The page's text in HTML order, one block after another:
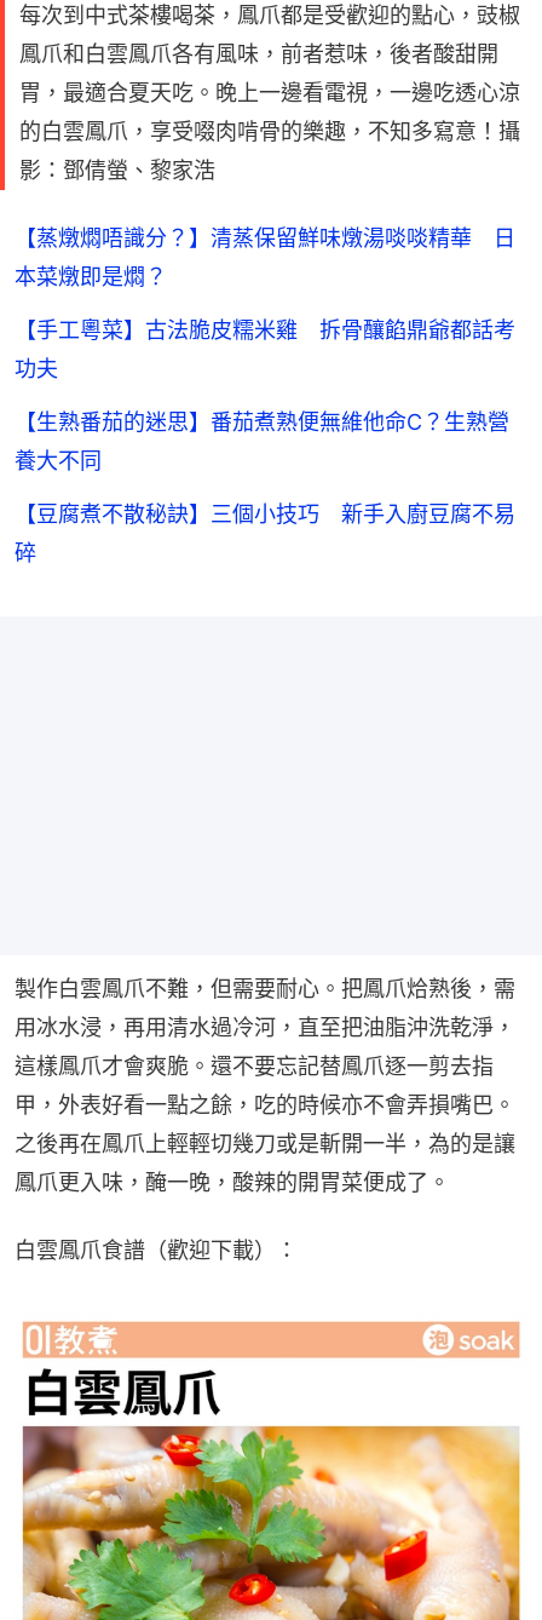
每次到中式茶樓喝茶，鳳爪都是受歡迎的點心，豉椒
鳳爪和白雲鳳爪各有風味，前者惹味，後者酸甜開
胃，最適合夏天吃。晚上一邊看電視，一邊吃透心涼
的白雲鳳爪，享受啜肉啃骨的樂趣，不知多寫意！攝
影：鄧倩螢、黎家浩
【蒸燉燜唔識分？】清蒸保留鮮味燉湯啖啖精華 日
本菜燉即是燜？
【手工粵菜】古法脆皮糯米雞 拆骨釀餡鼎爺都話考
功夫
【生熟番茄的迷思】番茄煮熟便無維他命C？生熟營
養大不同
【豆腐煮不散秘訣】三個小技巧 新手入廚豆腐不易
碎
製作白雲鳳爪不難，但需要耐心。把鳳爪烚熟後，需
用冰水浸，再用清水過冷河，直至把油脂沖洗乾淨，
這樣鳳爪才會爽脆。還不要忘記替鳳爪逐一剪去指
甲，外表好看一點之餘，吃的時候亦不會弄損嘴巴。
之後再在鳳爪上輕輕切幾刀或是斬開一半，為的是讓
鳳爪更入味，醃一晚，酸辣的開胃菜便成了。
白雲鳳爪食譜（歡迎下載）：